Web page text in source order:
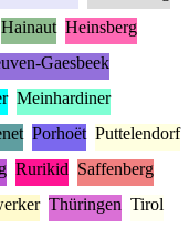
Hainaut Heinsberg
Gaesbeek
Meinhardiner
Porhoët Puttelendorf
Rurikid Saffenberg
Thüringen Tirol